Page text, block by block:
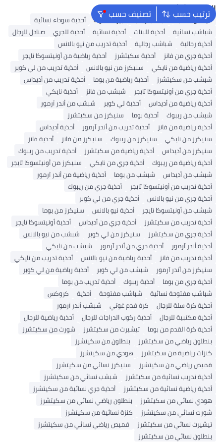
ترتيب حسب تصنيف حسب البحث الشائع
أديداس سامبا شباشب رجالية بيركنستوك
أحذية سوداء نسائية
شباشب نسائية
أحذية للبنات أحذية نسائية أحذية للجري
صنادل للرجال
أحذية رجالية
شباشب رجالية
أحذية تدريب من نيو بالانس
أحذية جري من فانز
أحذية سكيتشرز
أحذية رياضية من أونيتسوكا تايجر
أحذية رياضية من نايكي
سنيكرز من نيو بالانس
أحذية تدريب من لي كوبر
شبشب من سكيتشرز
أحذية رياضية من بوما
أحذية تدريب من أديداس
أحذية جري من أونيتسوكا تايجر
شبشب من فانز
أحذية نايكي
أحذية رياضية من أديداس
أحذية لي كوبر
شبشب من أندر آرمور
شبشب من ريبوك
أحذية بوما
سنيكرز من سكيتشرز
أحذية رياضية من فانز
أحذية تدريب من أندر آرمور
أحذية أديداس
سنيكرز من نايكي
سنيكرز من ريبوك سنيكرز من فانز
أحذية فانز
سنيكرز من أديداس
أحذية رياضية من سكيتشرز
أحذية تدريب من ريبوك
أحذية رياضية من ريبوك
أحذية جري من نايكي
سنيكرز من أونيتسوكا تايجر
شبشب من أديداس
شبشب من بوما
أحذية رياضية من أندر آرمور
أحذية تدريب من أونيتسوكا تايجر
أحذية جري من ريبوك
أحذية جري من نيو بالانس
أحذية جري من لي كوبر
شبشب من أونيتسوكا تايجر
أحذية نيو بالانس
سنيكرز من بوما
أحذية تدريب من سكيتشرز
أحذية جري من أديداس
أحذية أونيتسوكا تايجر
أحذية جري من سكيتشرز
سنيكرز من لي كوبر
شبشب من نيو بالانس
أحذية أندر آرمور
أحذية جري من أندر آرمور
شبشب من نايكي
أحذية تدريب من فانز
أحذية رياضية من نيو بالانس
أحذية تدريب من نايكي
سنيكرز من أندر آرمور
شبشب من لي كوبر
أحذية رياضية من لي كوبر
أحذية جري من بوما
أحذية ريبوك
أحذية تدريب من بوما
شباشب مفتوحة نسائية
شباشب مفتوحة أحذية
كروكس
أحذية كرة سلة للرجال
كرة قدم غوتي
شبشب أندر آرمور
أحذية مكتبية للرجال
أحذية ركوب الدراجات للرجال
أحذية رياضية للرجال
أحذية كرة القدم من بوما
تيشيرت من سكيتشرز
شورت من سكيتشرز
بنطلون رياضي من سكيتشرز
بنطلون من سكيتشرز
كنزات رياضية من سكيتشرز
هودي من سكيتشرز
قميص رياضي من سكيتشرز
سنيكرز نسائي من سكيتشرز
أحذية تدريب نسائية من سكيتشرز
شبشب نسائي من سكيتشرز
أحذية رياضية نسائية من سكيتشرز
أحذية جري نسائية من سكيتشرز
هودي نسائي من سكيتشرز
بنطلون رياضي نسائي من سكيتشرز
شورت نسائي من سكيتشرز
كنزة نسائية من سكيتشرز
تيشيرت نسائي من سكيتشرز
قميص رياضي نسائي من سكيتشرز
بنطلون نسائي من سكيتشرز